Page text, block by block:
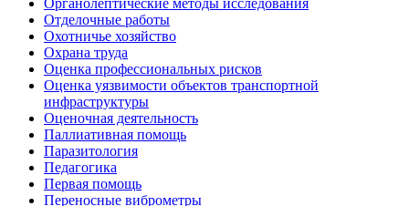
Органолептические методы исследования
Отделочные работы
Охотничье хозяйство
Охрана труда
Оценка профессиональных рисков
Оценка уязвимости объектов транспортной
инфраструктуры
Оценочная деятельность
Паллиативная помощь
Паразитология
Педагогика
Первая помощь
Переносные виброметры